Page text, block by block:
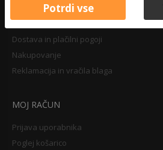
Dostava in plačilni pogoji
Nakupovanje
Reklamacija in vračila blaga
MOJ RAČUN
Prijava uporabnika
Poglej košarico
Potrdi vse